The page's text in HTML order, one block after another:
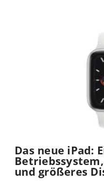
Das neue iPad:
und größeres